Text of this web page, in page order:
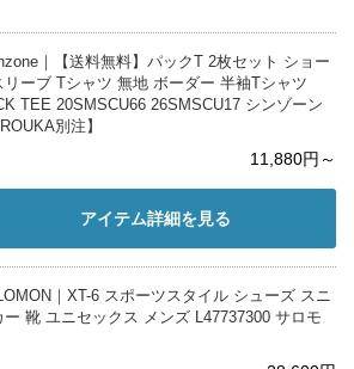
｜【送料無料】パックT 2枚セット ショー
リーブ Tシャツ 無地 ボーダー 半袖Tシャツ
TEE 20SMSCU66 26SMSCU17 シンゾーン
別注】
11,880円～
アイテム詳細を見る
｜XT-6 スポーツスタイル シューズ スニ
ー 靴 ユニセックス メンズ L47737300 サロモ